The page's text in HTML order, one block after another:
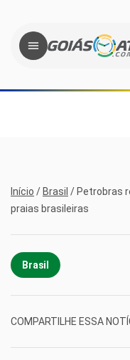
Início / Brasil / Petrobras
praias brasileiras
Brasil
COMPARTILHE ESSA